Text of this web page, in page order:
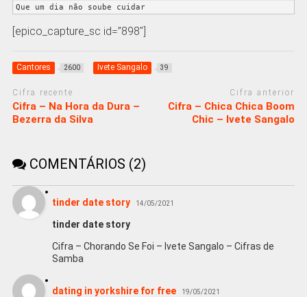
Que um dia não soube cuidar
[epico_capture_sc id=”898″]
Cantores 2600 Ivete Sangalo 39
Cifra recente
Cifra – Na Hora da Dura –
Bezerra da Silva
Cifra anterior
Cifra – Chica Chica Boom
Chic – Ivete Sangalo
COMENTÁRIOS (2)
tinder date story 14/05/2021
tinder date story
Cifra – Chorando Se Foi – Ivete Sangalo – Cifras de
Samba
dating in yorkshire for free 19/05/2021